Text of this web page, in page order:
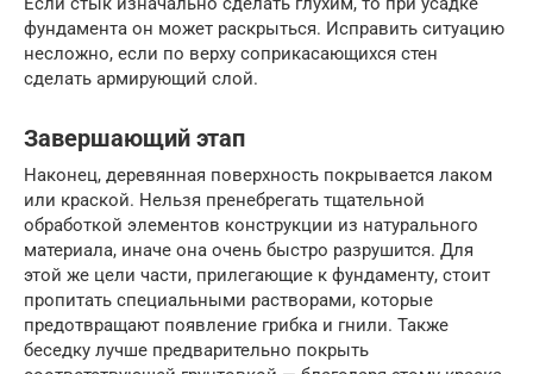
фундамента он может раскрыться. Исправить ситуацию
несложно, если по верху соприкасающихся стен
сделать армирующий слой.
Завершающий этап
Наконец, деревянная поверхность покрывается лаком
или краской. Нельзя пренебрегать тщательной
обработкой элементов конструкции из натурального
материала, иначе она очень быстро разрушится. Для
этой же цели части, прилегающие к фундаменту, стоит
пропитать специальными растворами, которые
предотвращают появление грибка и гнили. Также
беседку лучше предварительно покрыть